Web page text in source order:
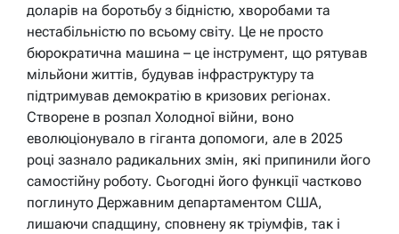
доларів на боротьбу з бідністю, хворобами та
нестабільністю по всьому світу. Це не просто
бюрократична машина – це інструмент, що рятував
мільйони життів, будував інфраструктуру та
підтримував демократію в кризових регіонах.
Створене в розпал Холодної війни, воно
еволюціонувало в гіганта допомоги, але в 2025
році зазнало радикальних змін, які припинили його
самостійну роботу. Сьогодні його функції частково
поглинуто Державним департаментом США,
лишаючи спадщину, сповнену як тріумфів, так і